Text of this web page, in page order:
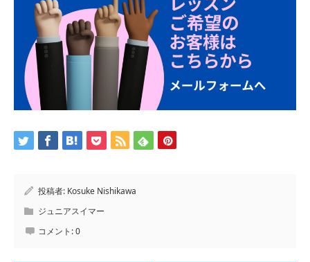
投稿者: Kosuke Nishikawa
ジュニアスイマー
コメント:0